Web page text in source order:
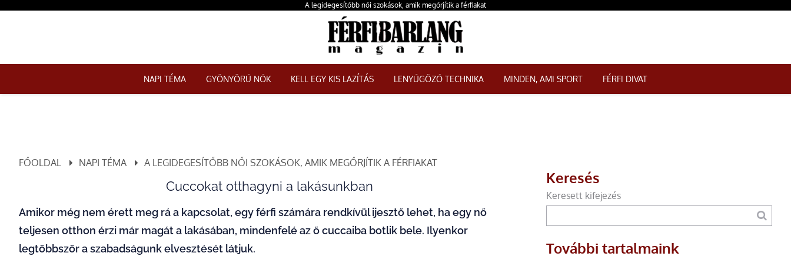
A legidegesítőbb női szokások, amik megőrjítik a férfiakat
NAPI TÉMA GYÖNYÖRŰ NŐK KELL EGY KIS LAZÍTÁS LENYŰGÖZŐ TECHNIKA MINDEN, AMI SPORT FÉRFI DIVAT
FŐOLDAL NAPI TÉMA A LEGIDEGESÍTŐBB NŐI SZOKÁSOK, AMIK MEGŐRJÍTIK A FÉRFIAKAT
Cuccokat otthagyni a lakásunkban
Amikor még nem érett meg rá a kapcsolat, egy férfi számára rendkívül ijesztő lehet, ha egy nő
teljesen otthon érzi már magát a lakásában, mindenfelé az ő cuccaiba botlik bele. Ilyenkor
legtöbbször a szabadságunk elvesztését látjuk.
Keresés
Keresett kifejezés
További tartalmaink